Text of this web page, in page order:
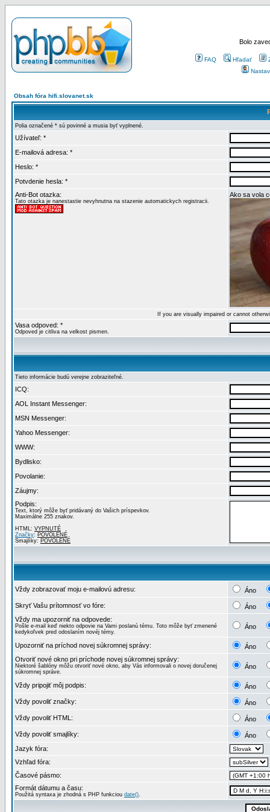
Bolo
FAQ Hľadať
Obsah fóra hifi.slovanet.sk
Polia označené * sú povinné a musia byť vyplnené.
Užívateľ: *
E-mailová adresa: *
Heslo: *
Potvdenie hesla: *
Anti-Bot otazka:
Tato otazka je nanestastie nevyhnutna na stazenie automatickych registracii.
Ako sa vola
If you are visually impaired or cannot
Vasa odpoved: *
Odpoved je citliva na velkost pismen.
Tieto informácie budú verejne zobraziteľné.
ICQ:
AOL Instant Messenger:
MSN Messenger:
Yahoo Messenger:
WWW:
Bydlisko:
Povolanie:
Záujmy:
Podpis:
Text, ktorý môže byť pridávaný do Vašich príspevkov.
Maximálne 255 znakov.
HTML: VYPNUTÉ
Značky: POVOLENÉ
Smajlíky: POVOLENÉ
Vždy zobrazovať moju e-mailovú adresu: Áno
Skryť Vašu prítomnosť vo fóre:
Áno
Vždy ma upozorniť na odpovede:
Pošle e-mail keď niekto odpovie na Vami poslanú tému. Toto môže byť zmenené
kedykoľvek pred odoslaním novéj témy.
Áno
Upozorniť na príchod novej súkromnej správy:
Áno
Otvoriť nové okno pri príchode novej súkromnej správy:
Niektoré šablóny môžu otvoriť nové okno, aby Vás informovali o novej doručenej
súkromnej správe.
Áno
Vždy pripojiť môj podpis: Áno
Vždy povoliť značky: Áno
Vždy povoliť HTML: Áno
Vždy povoliť smajlíky:
Áno
Jazyk fóra:
Vzhľad fóra:
Časové pásmo:
Formát dátumu a času:
Použitá syntaxa je zhodná s PHP funkciou date().